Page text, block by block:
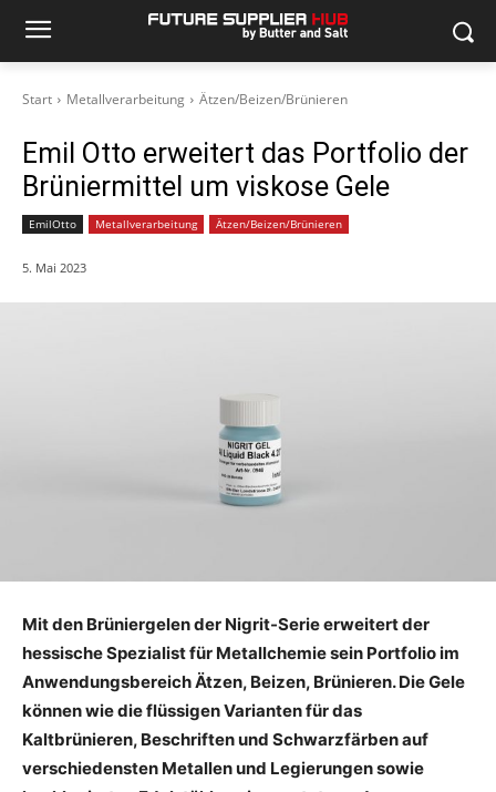
Start Metallverarbeitung Ätzen/Beizen/Brünieren
Emil Otto erweitert das Portfolio der
Brüniermittel um viskose Gele
EmilOtto Metallverarbeitung Ätzen/Beizen/Brünieren
5. Mai 2023
Mit den Brüniergelen der Nigrit-Serie erweitert der
hessische Spezialist für Metallchemie sein Portfolio im
Anwendungsbereich Ätzen, Beizen, Brünieren. Die Gele
können wie die flüssigen Varianten für das
Kaltbrünieren, Beschriften und Schwarzfärben auf
verschiedensten Metallen und Legierungen sowie